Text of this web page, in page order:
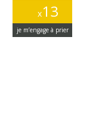
x13
je m’engage à prier